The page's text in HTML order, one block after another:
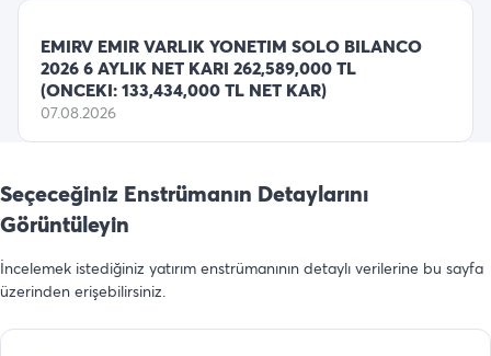
EMIRV EMIR VARLIK YONETIM SOLO BILANCO
2026 6 AYLIK NET KARI 262,589,000 TL
(ONCEKI: 133,434,000 TL NET KAR)
07.08.2026
Seçeceğiniz Enstrümanın Detaylarını
Görüntüleyin
İncelemek istediğiniz yatırım enstrümanının detaylı verilerine bu sayfa
üzerinden erişebilirsiniz.